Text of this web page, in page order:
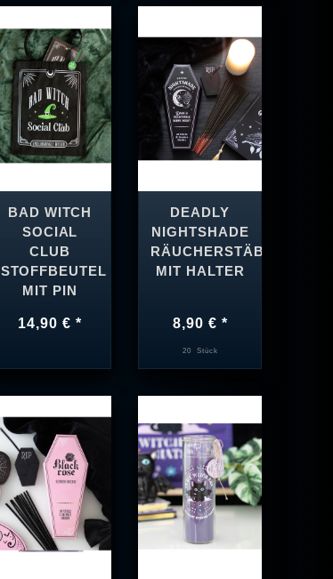
BAD WITCH
SOCIAL
CLUB
STOFFBEUTEL
MIT PIN
14,90 € *
DEADLY
NIGHTSHADE
RÄUCHERSTÄBCHEN
MIT HALTER
8,90 € *
20 Stück